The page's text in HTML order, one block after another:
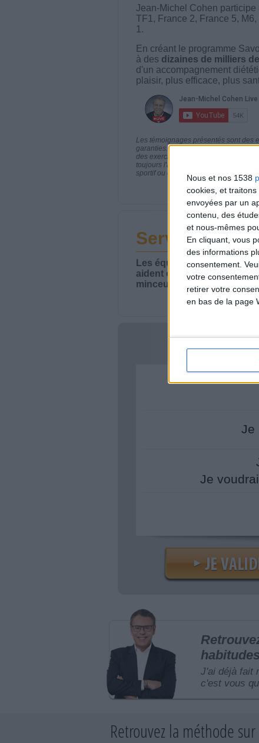
Nous et nos 1538
cookies, et
envoyées par un
contenu, des
et nous-mêmes
En cliquant, vous
des informations
consentement.
votre
retirer votre
en bas de la page
Jean-Michel Cohen
TF1, France 2, France 5,
1.
En créant le programme
à des dizaines de milliers
d'un accompagnement
plaisir, plus efficace, plus
Les témoignages présentés sont des
garanties. Comme pour tout
des exercices physiques réguliers
toujours l'avis de votre médecin
sportif ou de modifier vos habitudes
Service-client
Les équipes du Service-
aident chaque semaine à
minceur.
Votre
Je
Je
J'ai déjà fait
c'est vous
Retrouvez la méthode sur